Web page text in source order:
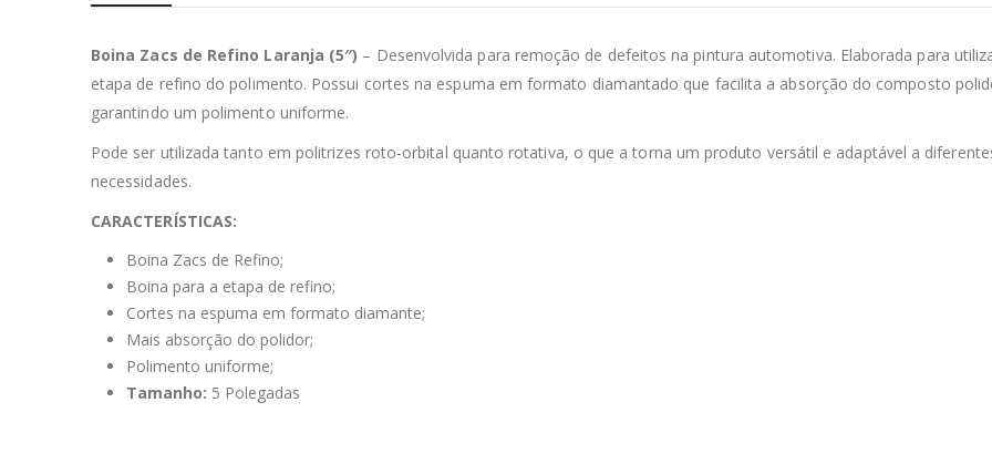
Boina Zacs de Refino Laranja (5″) – Desenvolvida para remoção de defeitos na pintura automotiva. Elaborada para
etapa de refino do polimento. Possui cortes na espuma em formato diamantado que facilita a absorção do composto
garantindo um polimento uniforme.
Pode ser utilizada tanto em politrizes roto-orbital quanto rotativa, o que a torna um produto versátil e adaptável a
necessidades.
CARACTERÍSTICAS:
Boina Zacs de Refino;
Boina para a etapa de refino;
Cortes na espuma em formato diamante;
Mais absorção do polidor;
Polimento uniforme;
Tamanho: 5 Polegadas